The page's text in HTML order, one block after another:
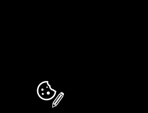
cookie_notice_link